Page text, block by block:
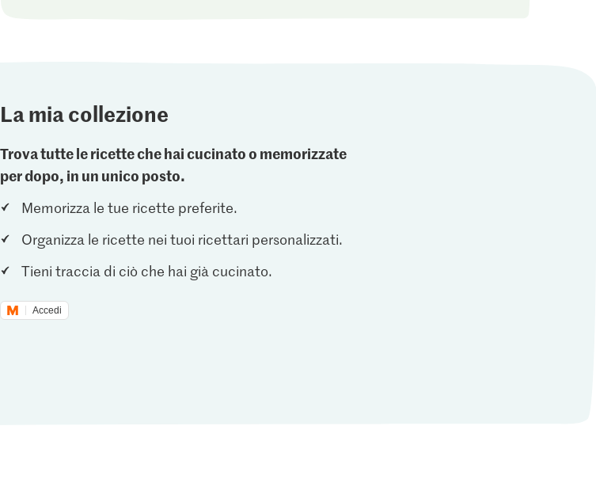
La mia collezione
Trova tutte le ricette che hai cucinato o memorizzate
per dopo, in un unico posto.
Memorizza le tue ricette preferite.
Organizza le ricette nei tuoi ricettari personalizzati.
Tieni traccia di ciò che hai già cucinato.
Accedi